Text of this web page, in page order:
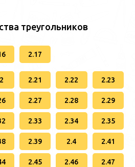
треугольников
2.17
2.21 2.22 2.23
2.27 2.28 2.29
2.33 2.34 2.35
2.39 2.4 2.41
2.45 2.46 2.47